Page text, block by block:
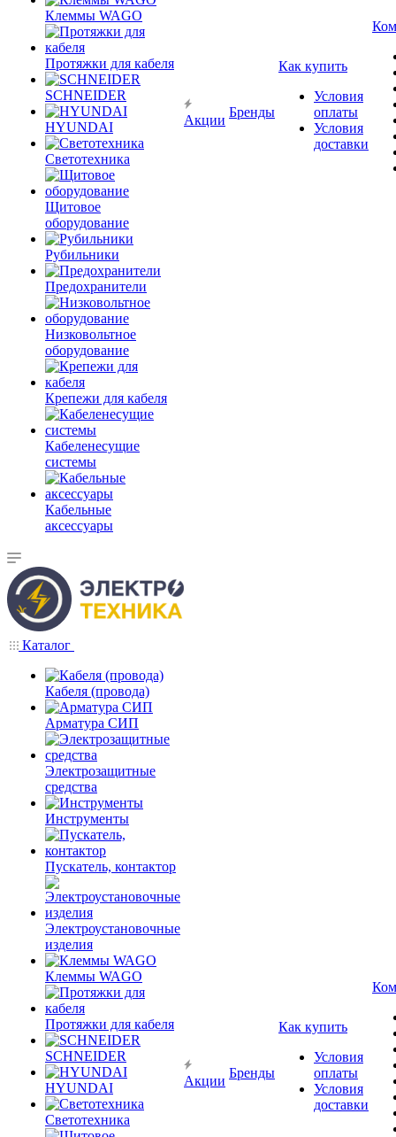
Клеммы WAGO
Протяжки для кабеля
SCHNEIDER
HYUNDAI
Светотехника
Щитовое
оборудование
Рубильники
Предохранители
Низковольтное
оборудование
Крепежи для кабеля
Кабеленесущие
системы
Кабельные
аксессуары
Акции
Бренды
Как купить
Условия
оплаты
Условия
доставки
Каталог
Кабеля (провода)
Арматура СИП
Электрозащитные
средства
Инструменты
Пускатель, контактор
Электроустановочные
изделия
Клеммы WAGO
Протяжки для кабеля
SCHNEIDER
HYUNDAI
Светотехника
Акции
Бренды
Как купить
Условия
оплаты
Условия
доставки